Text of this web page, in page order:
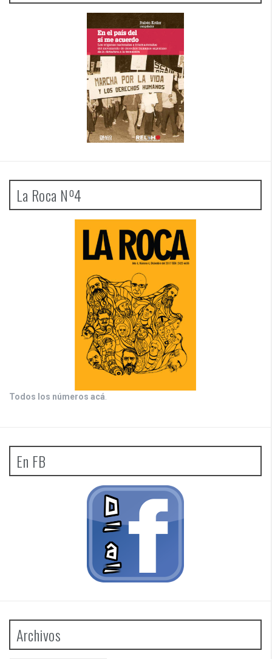
La Roca Nº4
Todos los números acá
En FB
Archivos